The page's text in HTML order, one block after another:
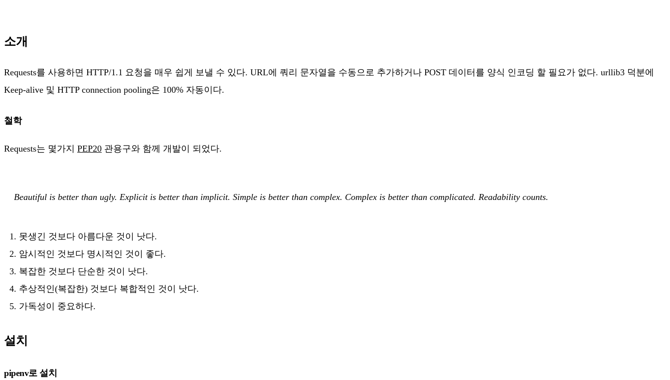
소개
Requests를 사용하면 HTTP/1.1 요청을 매우 쉽게 보낼 수 있다. URL에 쿼리 문자열을 수동으로 추가하거나 POST 데이터를 양식 인코딩 할 필요가 없다. urllib3 덕분에
Keep-alive 및 HTTP connection pooling은 100% 자동이다.
철학
Requests는 몇가지 PEP20 관용구와 함께 개발이 되었다.
Beautiful is better than ugly. Explicit is better than implicit. Simple is better than complex. Complex is better than complicated. Readability counts.
못생긴 것보다 아름다운 것이 낫다.
암시적인 것보다 명시적인 것이 좋다.
복잡한 것보다 단순한 것이 낫다.
추상적인(복잡한) 것보다 복합적인 것이 낫다.
가독성이 중요하다.
설치
pipenv로 설치